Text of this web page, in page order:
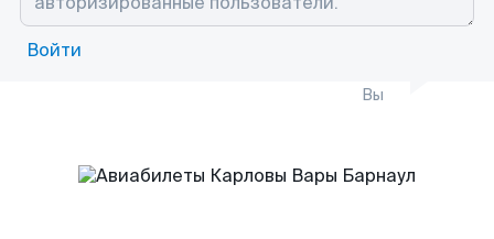
Войти
Вы